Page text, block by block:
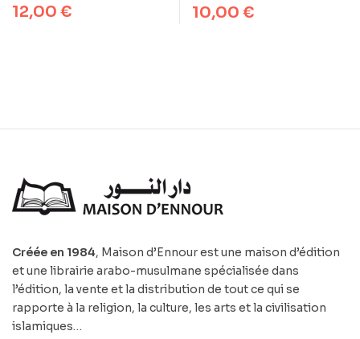
ses versets (FR)
12,00 €
ses versets (FR)
10,00 €
Créée en 1984, Maison d’Ennour est une maison d’édition
et une librairie arabo-musulmane spécialisée dans
l’édition, la vente et la distribution de tout ce qui se
rapporte à la religion, la culture, les arts et la civilisation
islamiques…